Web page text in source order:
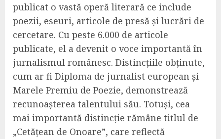
publicat o vastă operă literară ce include
poezii, eseuri, articole de presă și lucrări de
cercetare. Cu peste 6.000 de articole
publicate, el a devenit o voce importantă în
jurnalismul românesc. Distincțiile obținute,
cum ar fi Diploma de jurnalist european și
Marele Premiu de Poezie, demonstrează
recunoașterea talentului său. Totuși, cea
mai importantă distincție rămâne titlul de
„Cetățean de Onoare”, care reflectă